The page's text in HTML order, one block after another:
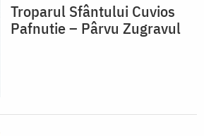
Troparul Sfântului Cuvios
Pafnutie – Pârvu Zugravul